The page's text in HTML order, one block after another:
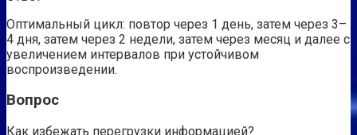
Оптимальный цикл: повтор через 1 день, затем через 3–
4 дня, затем через 2 недели, затем через месяц и далее с
увеличением интервалов при устойчивом
воспроизведении.
Вопрос
Как избежать перегрузки информацией?